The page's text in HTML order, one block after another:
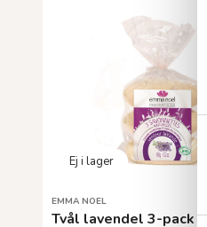
EMMA NOEL
Tvål lavendel 3-pack